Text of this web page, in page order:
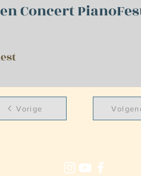
Concert
Vorige